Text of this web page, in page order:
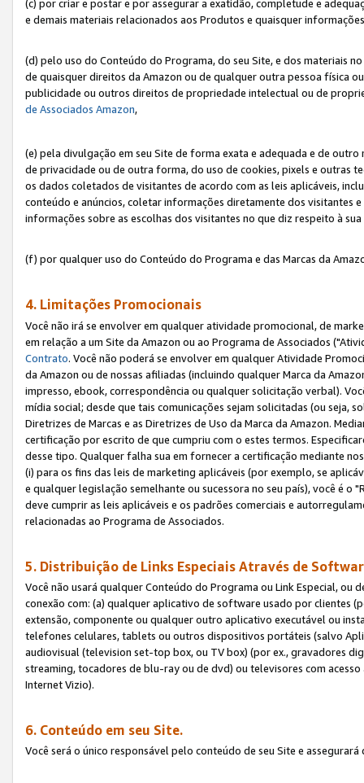
(c) por criar e postar e por assegurar a exatidão, completude e
e demais materiais relacionados aos Produtos e quaisquer
(d) pelo uso do Conteúdo do Programa, do seu Site, e dos materiais
de quaisquer direitos da Amazon ou de qualquer outra pessoa física
publicidade ou outros direitos de propriedade intelectual ou de
de Associados Amazon,
(e) pela divulgação em seu Site de forma exata e adequada e de
de privacidade ou de outra forma, do uso de cookies, pixels e outras
os dados coletados de visitantes de acordo com as leis aplicáveis,
conteúdo e anúncios, coletar informações diretamente dos visitantes
informações sobre as escolhas dos visitantes no que diz respeito à
(f) por qualquer uso do Conteúdo do Programa e das Marcas da
4. Limitações Promocionais
Você não irá se envolver em qualquer atividade promocional, de
em relação a um Site da Amazon ou ao Programa de Associados
Contrato. Você não poderá se envolver em qualquer Atividade
da Amazon ou de nossas afiliadas (incluindo qualquer Marca da
impresso, ebook, correspondência ou qualquer solicitação verbal).
mídia social; desde que tais comunicações sejam solicitadas (ou seja,
Diretrizes de Marcas e as Diretrizes de Uso da Marca da Amazon.
certificação por escrito de que cumpriu com o estes termos.
desse tipo. Qualquer falha sua em fornecer a certificação mediante
(i) para os fins das leis de marketing aplicáveis (por exemplo, se
e qualquer legislação semelhante ou sucessora no seu país), você é o
deve cumprir as leis aplicáveis e os padrões comerciais e
relacionadas ao Programa de Associados.
5. Distribuição de Links Especiais Através de
Você não usará qualquer Conteúdo do Programa ou Link Especial,
conexão com: (a) qualquer aplicativo de software usado por clientes
extensão, componente ou qualquer outro aplicativo executável ou
telefones celulares, tablets ou outros dispositivos portáteis (salvo
audiovisual (television set-top box, ou TV box) (por ex., gravadores
streaming, tocadores de blu-ray ou de dvd) ou televisores com
Internet Vizio).
6. Conteúdo em seu Site.
Você será o único responsável pelo conteúdo de seu Site e assegurará